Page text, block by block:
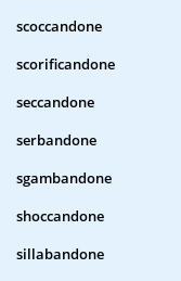
scoccandone
scorificandone
seccandone
serbandone
sgambandone
shoccandone
sillabandone